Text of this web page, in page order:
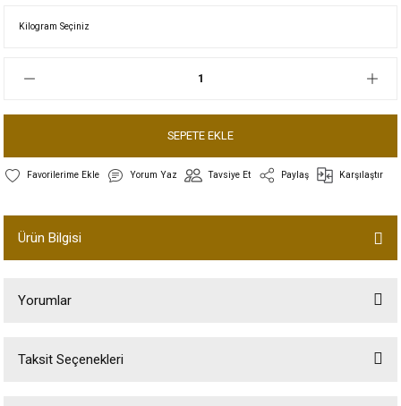
SEPETE EKLE
Yorum Yaz Tavsiye Et Paylaş Karşılaştır
Ürün Bilgisi
Yorumlar
Taksit Seçenekleri